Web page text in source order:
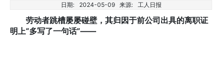
日期: 2024-05-09 来源: 工人日报
劳动者跳槽屡屡碰壁，其归因于前公司出具的离职证
明上“多写了一句话”——